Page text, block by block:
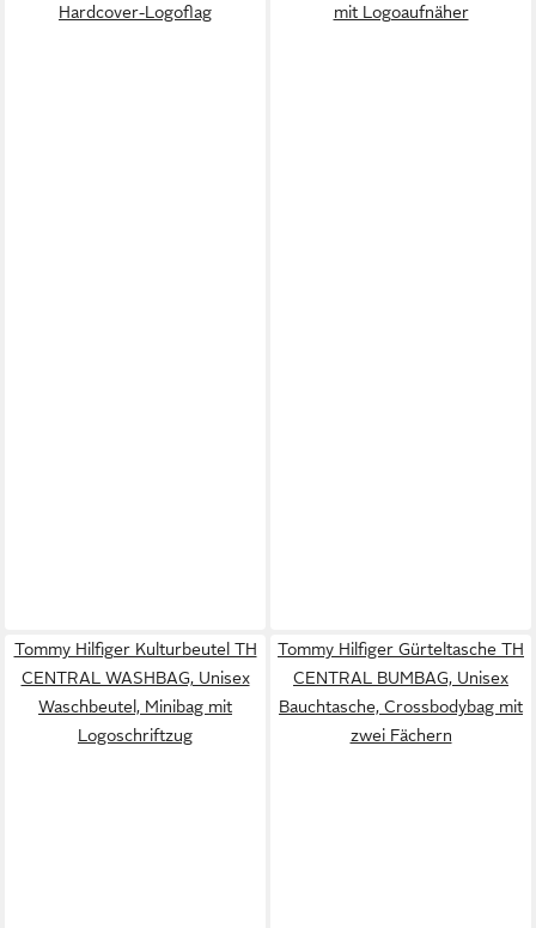
Hardcover-Logoflag
mit Logoaufnäher
Tommy Hilfiger Kulturbeutel TH
CENTRAL WASHBAG, Unisex
Waschbeutel, Minibag mit
Logoschriftzug
Tommy Hilfiger Gürteltasche TH
CENTRAL BUMBAG, Unisex
Bauchtasche, Crossbodybag mit
zwei Fächern